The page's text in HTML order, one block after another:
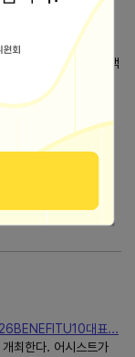
자주 나오는....
권 국가에서는 같은 맥
reward, perk 같은
대표...
최한다. 어시스트가